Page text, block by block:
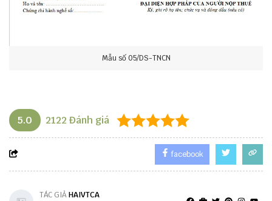
Mẫu số 05/DS-TNCN
5.0 2122 Đánh giá
facebook
TÁC GIẢHAIVTCA